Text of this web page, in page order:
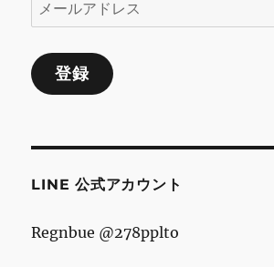
ー
ル
ア
ス
登録
LINE 公式アカウント
Regnbue @278pplto